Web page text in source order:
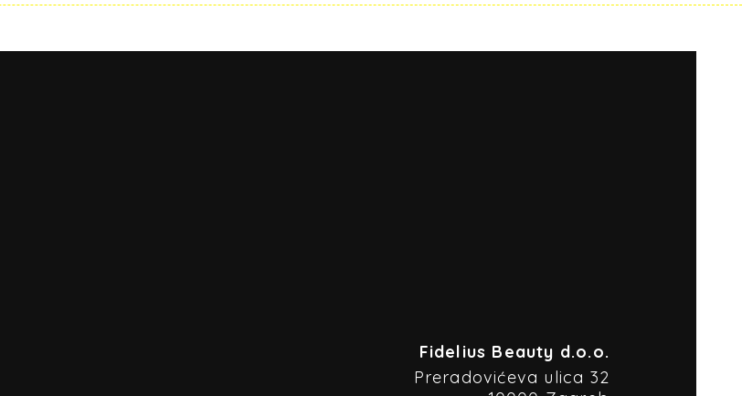
Fidelius Beauty d.o.o.
Preradovićeva ulica 32